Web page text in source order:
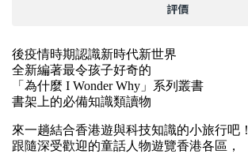
評價
後疫情時期認識新時代新世界
全新編著最令孩子好奇的
「為什麼 I Wonder Why 」系列叢書
書架上的必備知識類讀物
來一趟結合香港遊與科技知識的小旅行吧！
跟隨深受歡迎的童話人物遊覽香港各區，